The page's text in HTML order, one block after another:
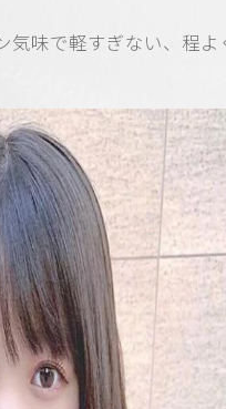
気味で軽すぎない、程よ